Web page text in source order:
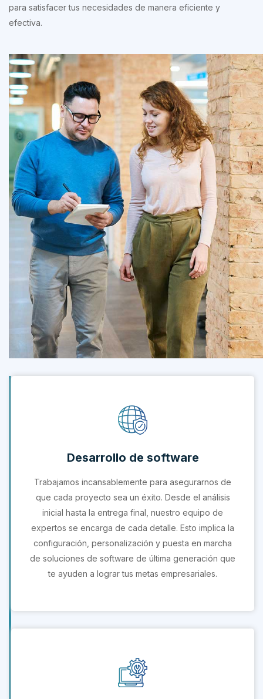
para satisfacer tus necesidades de manera eficiente y
efectiva.
Desarrollo de software
Trabajamos incansablemente para asegurarnos de
que cada proyecto sea un éxito. Desde el análisis
inicial hasta la entrega final, nuestro equipo de
expertos se encarga de cada detalle. Esto implica la
configuración, personalización y puesta en marcha
de soluciones de software de última generación que
te ayuden a lograr tus metas empresariales.